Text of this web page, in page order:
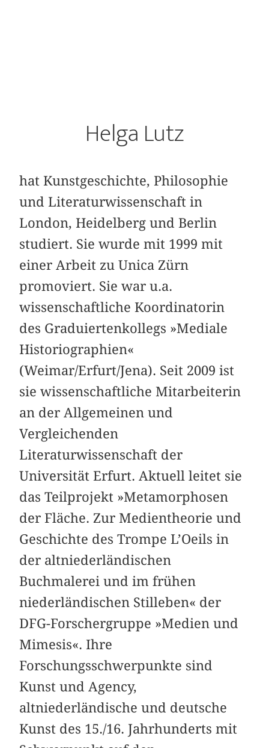
Helga Lutz
hat Kunstgeschichte, Philosophie
und Literaturwissenschaft in
London, Heidelberg und Berlin
studiert. Sie wurde mit 1999 mit
einer Arbeit zu Unica Zürn
promoviert. Sie war u.a.
wissenschaftliche Koordinatorin
des Graduiertenkollegs »Mediale
Historiographien«
(Weimar/Erfurt/Jena). Seit 2009 ist
sie wissenschaftliche Mitarbeiterin
an der Allgemeinen und
Vergleichenden
Literaturwissenschaft der
Universität Erfurt. Aktuell leitet sie
das Teilprojekt »Metamorphosen
der Fläche. Zur Medientheorie und
Geschichte des Trompe L’Oeils in
der altniederländischen
Buchmalerei und im frühen
niederländischen Stilleben« der
DFG-Forschergruppe »Medien und
Mimesis«. Ihre
Forschungsschwerpunkte sind
Kunst und Agency,
altniederländische und deutsche
Kunst des 15./16. Jahrhunderts mit